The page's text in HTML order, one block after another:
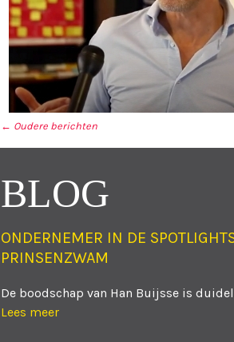
BERICHT
← Oudere berichten
BLOG
ONDERNEMER IN DE
PRINSENZWAM
De boodschap van Han Buijsse is
Lees meer